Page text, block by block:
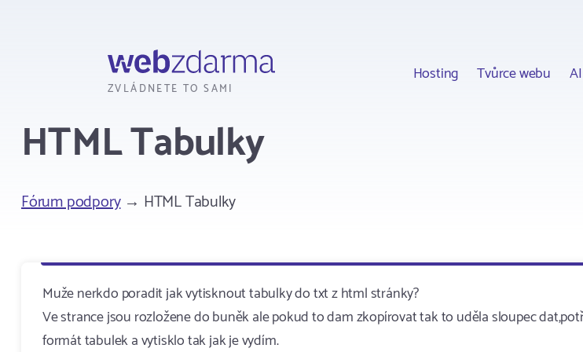
ZVLÁDNETE TO SAMI
Hosting Tvůrce webu
HTML Tabulky
Fórum podpory→ HTML Tabulky
Muže nerkdo poradit jak vytisknout tabulky do txt z html stránky?
Ve strance jsou rozložene do buněk ale pokud to dam zkopírovat tak to uděla sloupec
formát tabulek a vytisklo tak jak je vydím.